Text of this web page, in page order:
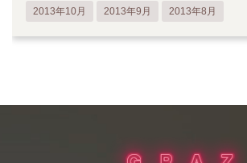
2013年10月 2013年9月 2013年8月